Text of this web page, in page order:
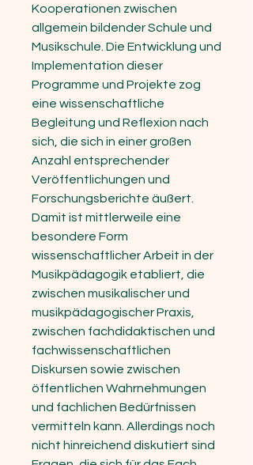
Kooperationen zwischen
allgemein bildender Schule und
Musikschule. Die Entwicklung und
Implementation dieser
Programme und Projekte zog
eine wissenschaftliche
Begleitung und Reflexion nach
sich, die sich in einer großen
Anzahl entsprechender
Veröffentlichungen und
Forschungsberichte äußert.
Damit ist mittlerweile eine
besondere Form
wissenschaftlicher Arbeit in der
Musikpädagogik etabliert, die
zwischen musikalischer und
musikpädagogischer Praxis,
zwischen fachdidaktischen und
fachwissenschaftlichen
Diskursen sowie zwischen
öffentlichen Wahrnehmungen
und fachlichen Bedürfnissen
vermitteln kann. Allerdings noch
nicht hinreichend diskutiert sind